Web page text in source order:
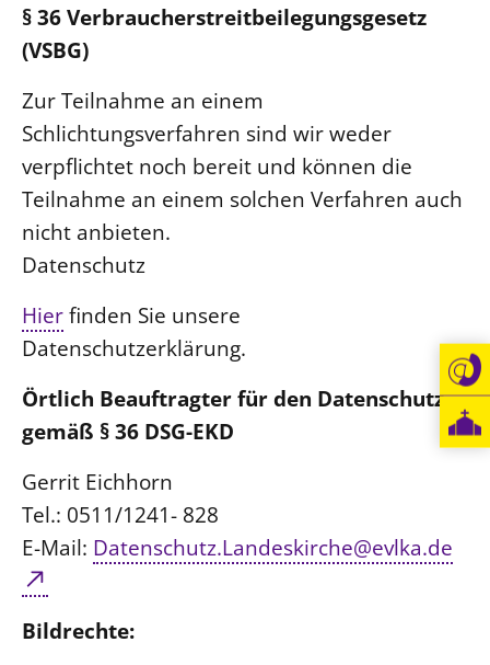
§ 36 Verbraucherstreitbeilegungsgesetz
(VSBG)
Zur Teilnahme an einem
Schlichtungsverfahren sind wir weder
verpflichtet noch bereit und können die
Teilnahme an einem solchen Verfahren auch
nicht anbieten.
Datenschutz
Hierfinden Sie unsere
Datenschutzerklärung.
Örtlich Beauftragter für den Datenschutz
gemäß § 36 DSG-EKD
Gerrit Eichhorn
Tel.: 0511/1241- 828
E-Mail: Datenschutz.Landeskirche@evlka.de
Bildrechte: